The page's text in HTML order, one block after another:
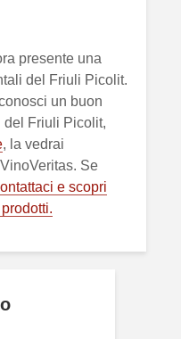
presente una
del Friuli Picolit.
un buon
del Friuli Picolit,
, la vedrai
Se
e scopri